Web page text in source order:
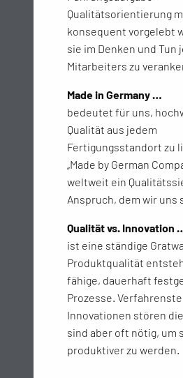
Qualitätsorientierung
konsequent vorgelebt
sie im Denken und Tun
Mitarbeiters zu
Made in Germany …
bedeutet für uns,
Qualität aus jedem
Fertigungsstandort zu
„Made by German
weltweit ein
Anspruch, dem wir uns
Qualität vs. Innovation
ist eine ständige
Produktqualität
fähige, dauerhaft
Prozesse.
Innovationen stören
sind aber oft nötig, um
produktiver zu werden.